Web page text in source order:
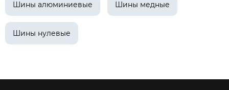
Шины алюминиевые Шины медные
Шины нулевые